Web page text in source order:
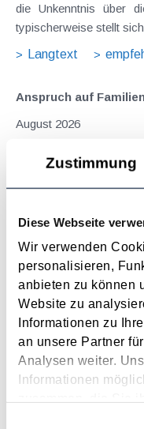
Zustimmung
Diese Webseite
Wir verwenden
personalisieren,
anbieten zu können
Website zu
Informationen zu
an unsere Partner
Analysen weiter.
Informationen
die Unkenntnis über
typischerweise stellt
Langtext
Anspruch auf
August 2026
Bundesfinanzgericht
hatte sich mit der
wenn sich das Kind
eines...
Langtext
Suche im Archiv
Suche nach Begriffen
Suche nach Datum
Suche in